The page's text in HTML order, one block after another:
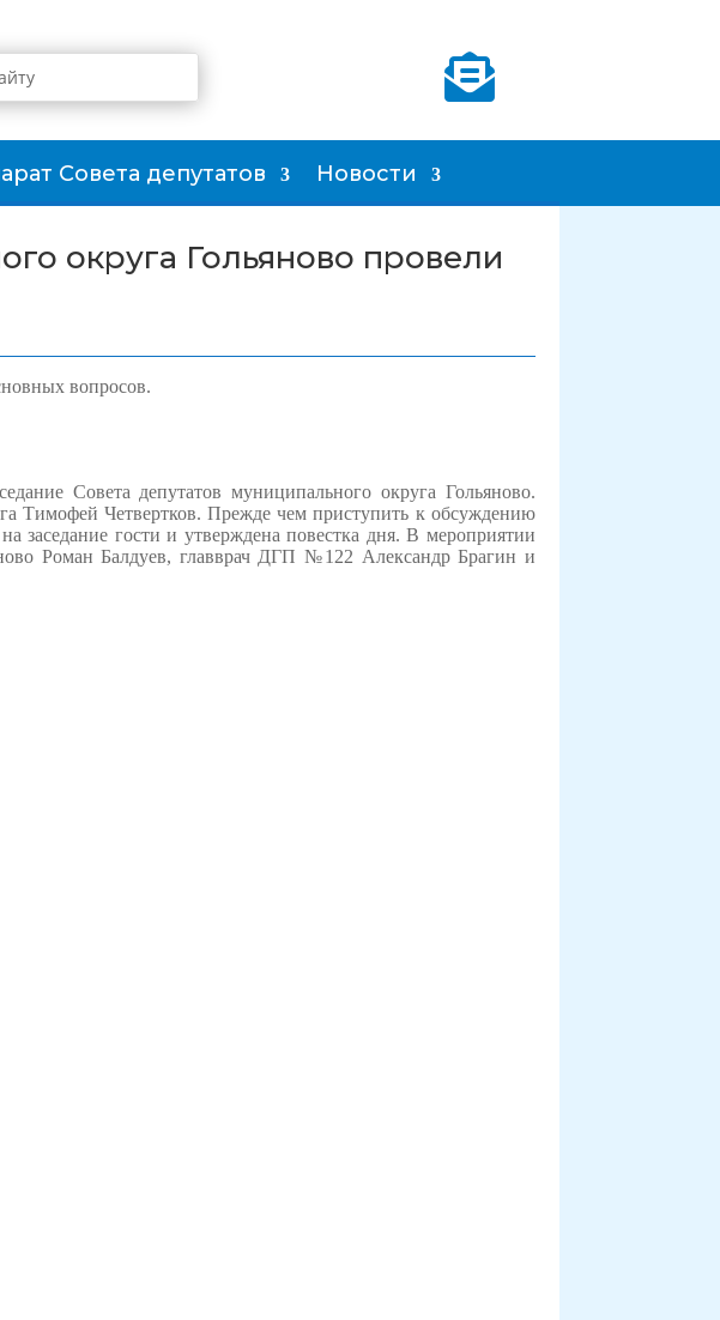

Совета депутатов Новости
округа Гольяново провели
вопросов.
Совета депутатов муниципального округа Гольяново.
Тимофей Четвертков. Прежде чем приступить к обсуждению
заседание гости и утверждена повестка дня. В мероприятии
Роман Балдуев, главврач ДГП №122 Александр Брагин и